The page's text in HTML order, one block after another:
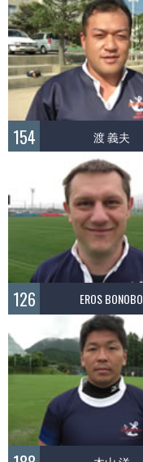
154 渡 義夫
126 EROS BONOBO